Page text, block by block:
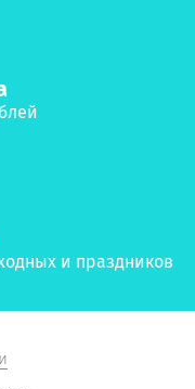
и праздников